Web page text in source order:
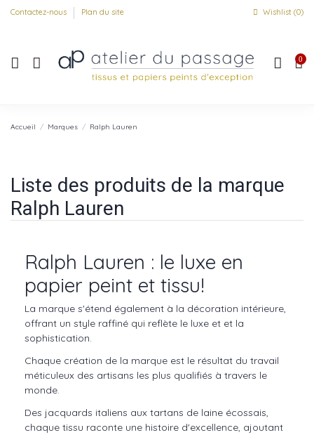
Contactez-nous Plan du site Wishlist (0)
0
Accueil Marques Ralph Lauren
Liste des produits de la marque
Ralph Lauren
Ralph Lauren : le luxe en
papier peint et tissu!
La marque s'étend également à la décoration intérieure,
offrant un style raffiné qui reflète le luxe et et la
sophistication.
Chaque création de la marque est le résultat du travail
méticuleux des artisans les plus qualifiés à travers le
monde.
Des jacquards italiens aux tartans de laine écossais,
chaque tissu raconte une histoire d'excellence, ajoutant